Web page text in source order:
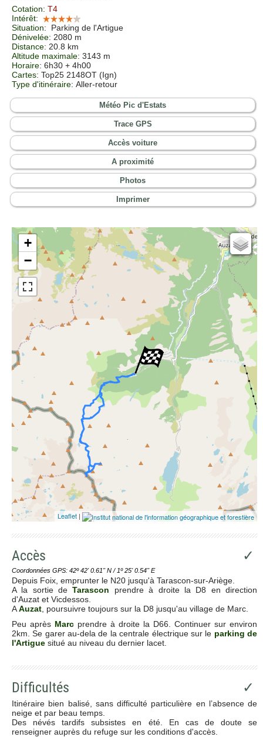
Cotation: T4
Intérêt:
Situation:
Parking de l'Artigue
Dénivelée: 2080 m
Distance: 20.8 km
Altitude maximale: 3143 m
Horaire: 6h30 + 4h00
Cartes: Top25 2148OT (Ign)
Type d'itinéraire: Aller-retour
Météo Pic d'Estats
Trace GPS
Accès voiture
A proximité
Photos
Imprimer
+
−
Open Topo Map
Open Street Map
ESRI Word Imagery
Photographies aériennes
Leaflet |
Accès ✓
Coordonnées GPS: 42º 42' 0.61'' N / 1º 25' 0.54'' E
Depuis Foix, emprunter le N20 jusqu'à Tarascon-sur-Ariège.
A la sortie deTarascon prendre à droite la D8 en direction
d'Auzat et Vicdessos.
AAuzat , poursuivre toujours sur la D8 jusqu'au village de Marc.
Peu après Marc prendre à droite la D66. Continuer sur environ
2km. Se garer au-dela de la centrale électrique sur le parking de
l'Artigue situé au niveau du dernier lacet.
Difficultés ✓
Itinéraire bien balisé, sans difficulté particulière en l’absence de
neige et par beau temps.
Des névés tardifs subsistes en été. En cas de doute se
renseigner auprès du refuge sur les conditions d'accès.